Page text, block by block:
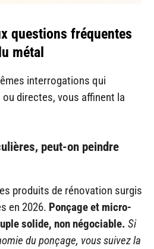
questions fréquentes
métal
interrogations qui
directes, vous affinent la
peut-on peindre
produits de rénovation surgis
en 2026. Ponçage et micro-
solide, non négociable. Si
du ponçage, vous suivez la